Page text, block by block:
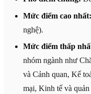
Mức điểm cao nhất:
nghệ).
Mức điểm thấp
nhóm ngành như
và Cảnh quan, Kế
mại, Kinh tế và